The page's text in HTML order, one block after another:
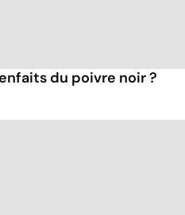
du poivre noir ?